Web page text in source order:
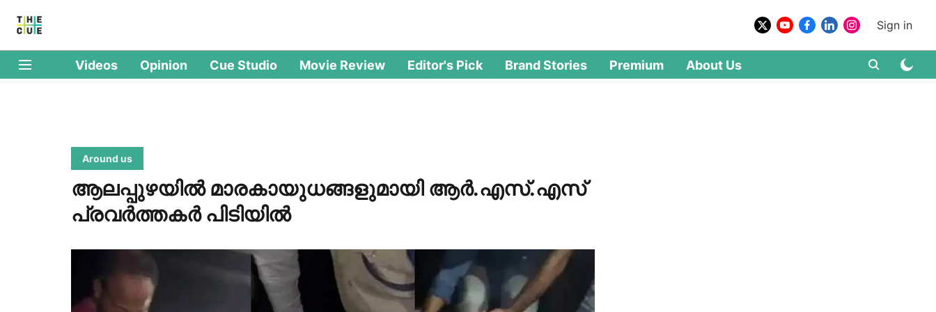
Sign in
Videos Opinion Cue Studio Movie Review Editor's Pick Brand Stories Premium About Us
Around us
ആലപ്പുഴയില്‍ മാരകായുധങ്ങളുമായി ആര്‍.എസ്.എസ്
പ്രവര്‍ത്തകര്‍ പിടിയില്‍